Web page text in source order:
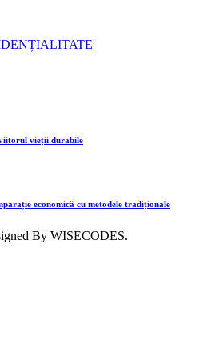
vieții durabile
economică cu metodele tradiționale
By WISECODES.